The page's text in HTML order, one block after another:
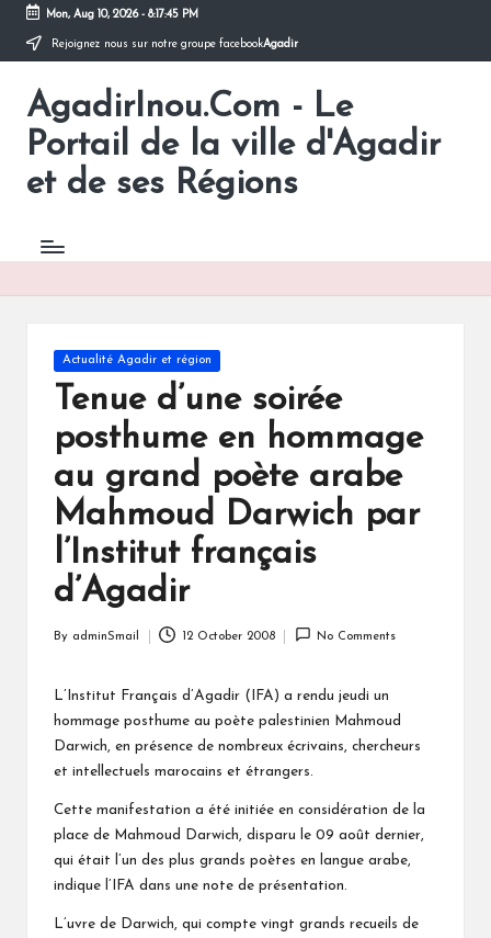
Skip
content
Mon, Aug 10, 2026- 8:17:45 PM
Rejoignez nous sur notre groupe facebookAgadir
AgadirInou.Com - Le
Portail de la ville d'Agadir
et de ses Régions
Toute
l'actualité
ville
en
un
Posted
in
Actualité Agadir et région
Tenue d’une soirée
posthume en hommage
au grand poète arabe
Mahmoud Darwich par
l’Institut français
d’Agadir
By adminSmail 12 October 2008 No Comments
L’Institut Français d’Agadir (IFA) a rendu jeudi un
hommage posthume au poète palestinien Mahmoud
Darwich, en présence de nombreux écrivains, chercheurs
et intellectuels marocains et étrangers.
Cette manifestation a été initiée en considération de la
place de Mahmoud Darwich, disparu le 09 août dernier,
qui était l’un des plus grands poètes en langue arabe,
indique l’IFA dans une note de présentation.
L’uvre de Darwich, qui compte vingt grands recueils de